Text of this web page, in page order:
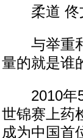
柔道 佟文
与举重和
量的就是谁
2010年5
世锦赛上药
成为中国首